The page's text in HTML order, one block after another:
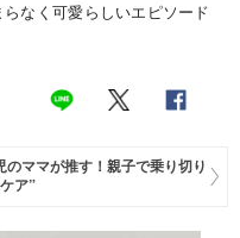
なく可愛らしいエピソード
のママが推す！親子で乗り切り
ア”